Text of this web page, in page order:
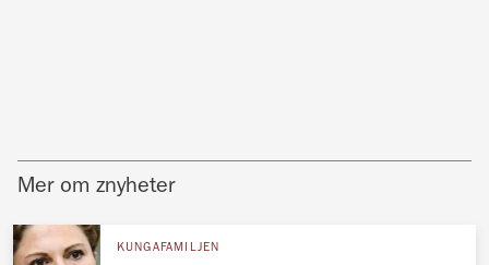
Mer om znyheter
KUNGAFAMILJEN